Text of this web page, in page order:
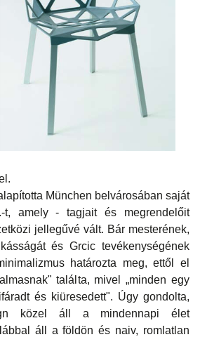
München belvárosában saját
t, amely - tagjait és megrendelőit
jellegűvé vált. Bár mesterének,
és Grcic tevékenységének
határozta meg, ettől el
találta, mivel „minden egy
és kiüresedett". Úgy gondolta,
közel áll a mindennapi élet
áll a földön és naiv, romlatlan